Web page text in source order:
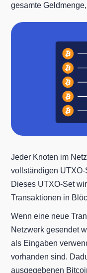
gesamte
Jeder Knoten im
vollständigen
Dieses UTXO-Set
Transaktionen in
Wenn eine neue
Netzwerk gesendet
als Eingaben
vorhanden sind.
ausgegebenen